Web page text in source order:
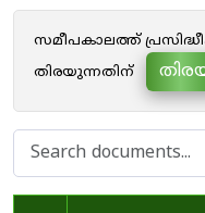
സമീപകാലത്ത്
തിരയുന്നതിന്